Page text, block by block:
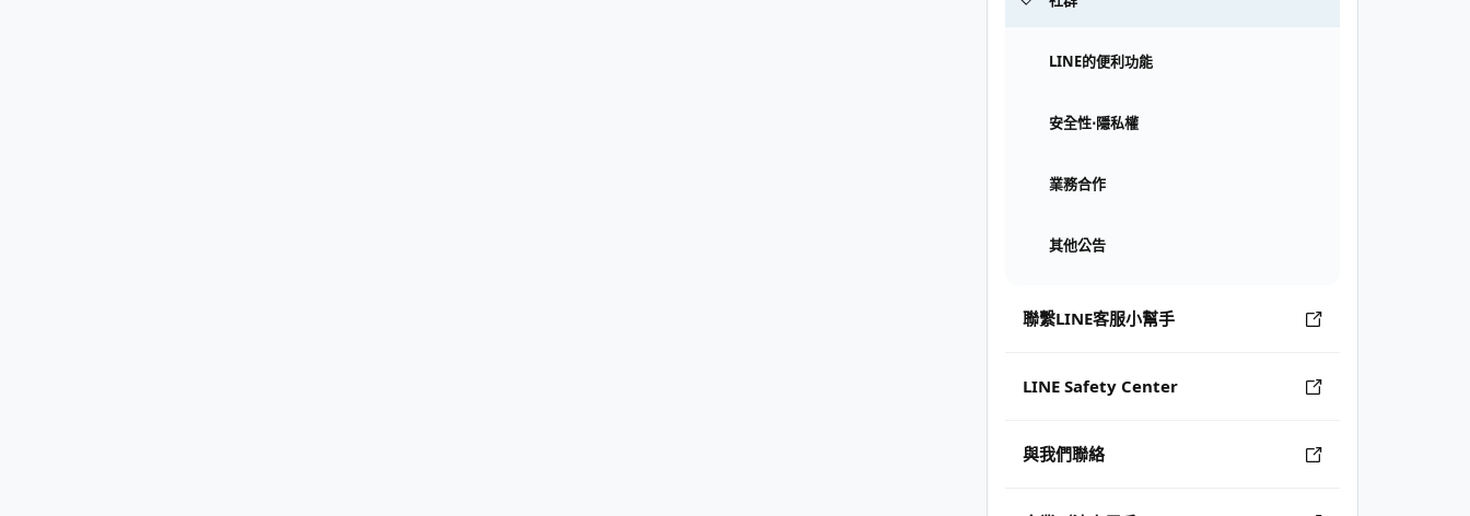
LINE的便利功能
安全性⋅隱私權
業務合作
其他公告
聯繫LINE客服小幫手
LINE Safety Center
與我們聯絡